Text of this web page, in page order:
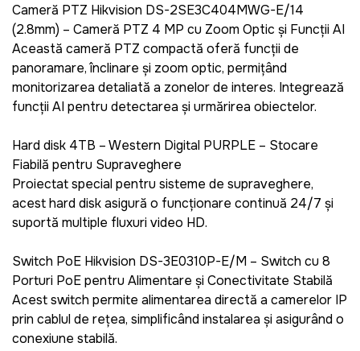
Cameră PTZ Hikvision DS-2SE3C404MWG-E/14
(2.8mm) – Cameră PTZ 4 MP cu Zoom Optic și Funcții AI
Această cameră PTZ compactă oferă funcții de
panoramare, înclinare și zoom optic, permițând
monitorizarea detaliată a zonelor de interes. Integrează
funcții AI pentru detectarea și urmărirea obiectelor.​
Hard disk 4TB – Western Digital PURPLE – Stocare
Fiabilă pentru Supraveghere
Proiectat special pentru sisteme de supraveghere,
acest hard disk asigură o funcționare continuă 24/7 și
suportă multiple fluxuri video HD.​
Switch PoE Hikvision DS-3E0310P-E/M – Switch cu 8
Porturi PoE pentru Alimentare și Conectivitate Stabilă
Acest switch permite alimentarea directă a camerelor IP
prin cablul de rețea, simplificând instalarea și asigurând o
conexiune stabilă.​